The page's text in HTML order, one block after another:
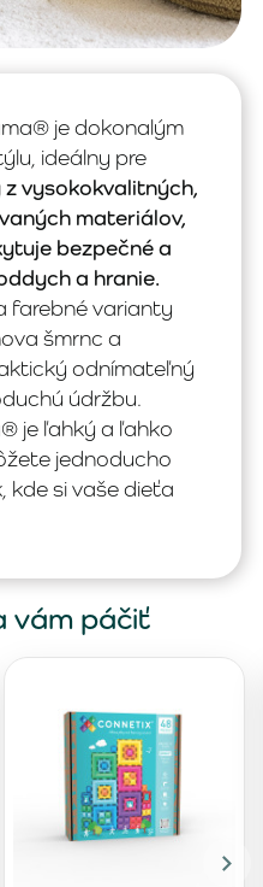
je dokonalým
ideálny pre
z vysokokvalitných,
materiálov,
bezpečné a
a hranie.
farebné varianty
šmrnc a
odnímateľný
údržbu.
je ľahký a ľahko
jednoducho
kde si vaše dieťa
vám páčiť